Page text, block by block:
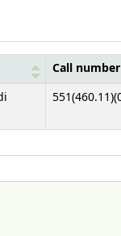
Call number